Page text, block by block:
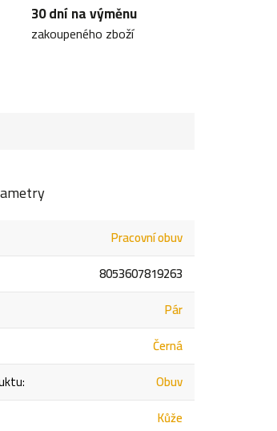
30 dní na výměnu
zakoupeného zboží
Pracovní obuv
8053607819263
Pár
Černá
:
Obuv
Kůže